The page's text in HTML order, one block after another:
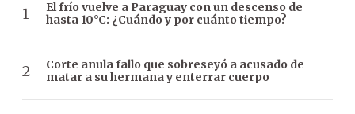
El frío vuelve a Paraguay con un descenso de
hasta 10°C: ¿Cuándo y por cuánto tiempo?
Corte anula fallo que sobreseyó a acusado de
matar a su hermana y enterrar cuerpo